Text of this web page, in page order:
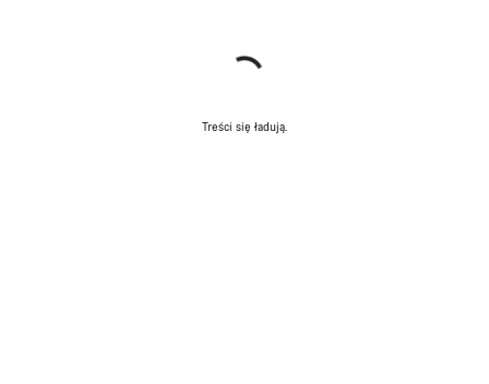
Treści się ładują.